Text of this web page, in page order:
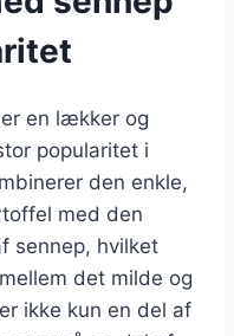
en lækker og
popularitet i
den enkle,
med den
sennep, hvilket
det milde og
ikke kun en del af